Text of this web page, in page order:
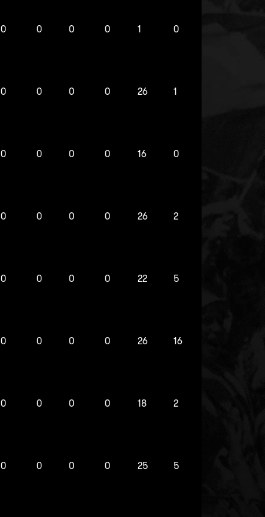
0 0 0 0 1 0
0 0 0 0 26 1
0 0 0 0 16 0
0 0 0 0 26 2
0 0 0 0 22 5
0 0 0 0 26 16
0 0 0 0 18 2
0 0 0 0 25 5